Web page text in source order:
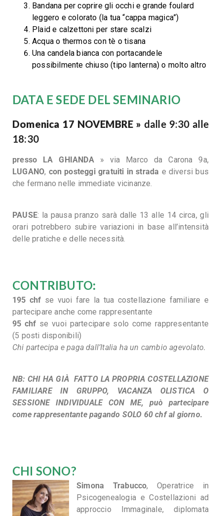
Bandana per coprire gli occhi e grande foulard
leggero e colorato (la tua “cappa magica”)
Plaid e calzettoni per stare scalzi
Acqua o thermos con tè o tisana
Una candela bianca con portacandele
possibilmente chiuso (tipo lanterna) o molto altro
DATA E SEDE DEL SEMINARIO
Domenica 17 NOVEMBRE » dalle 9:30 alle
18:30
presso LA GHIANDA» via Marco da Carona 9a,
LUGANO, con posteggi gratuiti in strada e diversi bus
che fermano nelle immediate vicinanze.
PAUSE: la pausa pranzo sarà dalle 13 alle 14 circa, gli
orari potrebbero subire variazioni in base all’intensità
delle pratiche e delle necessità.
CONTRIBUTO:
195 chf se vuoi fare la tua costellazione familiare e
partecipare anche come rappresentante
95 chf se vuoi partecipare solo come rappresentante
(5 posti disponibili)
Chi partecipa e paga dall’Italia ha un cambio agevolato.
NB: CHI HA GIÀ FATTO LA PROPRIA COSTELLAZIONE
FAMILIARE IN GRUPPO, VACANZA OLISTICA O
SESSIONE INDIVIDUALE CON ME, può partecipare
come rappresentante pagando SOLO 60 chf al giorno.
CHI SONO?
Simona Trabucco, Operatrice in
Psicogenealogia e Costellazioni ad
approccio Immaginale, diplomata